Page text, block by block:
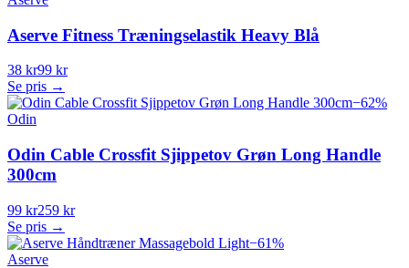
Aserve Fitness Træningselastik Heavy Blå
38 kr99 kr
Se pris →
−62%
Odin
Odin Cable Crossfit Sjippetov Grøn Long Handle
300cm
99 kr259 kr
Se pris →
−61%
Aserve